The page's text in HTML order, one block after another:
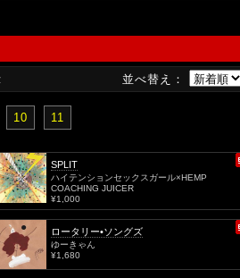
並べ替え：
10 11
SPLIT
ハイテンションセックスガール×HEMP
COACHING JUICER
¥1,000
ロータリー•ソングズ
ゆーきゃん
¥1,680